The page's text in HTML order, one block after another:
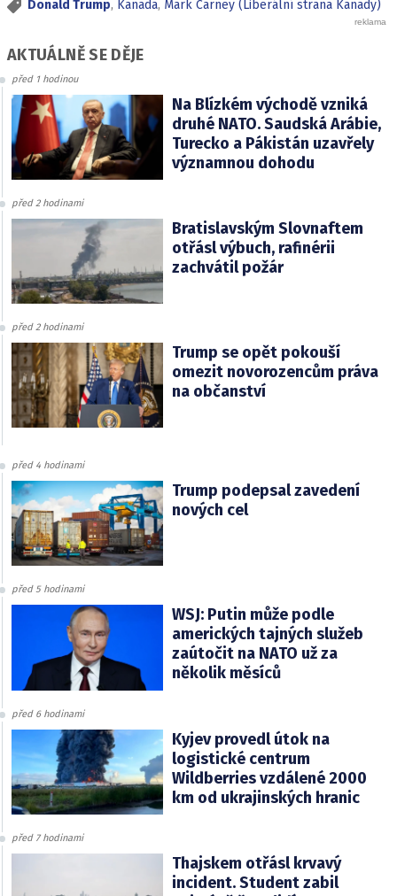
Donald Trump, Kanada, Mark Carney (Liberální strana Kanady)
AKTUÁLNĚ SE DĚJE
před 1 hodinou
Na Blízkém východě vzniká
druhé NATO. Saudská Arábie,
Turecko a Pákistán uzavřely
významnou dohodu
před 2 hodinami
Bratislavským Slovnaftem
otřásl výbuch, rafinérii
zachvátil požár
před 2 hodinami
Trump se opět pokouší
omezit novorozencům práva
na občanství
před 4 hodinami
Trump podepsal zavedení
nových cel
před 5 hodinami
WSJ: Putin může podle
amerických tajných služeb
zaútočit na NATO už za
několik měsíců
před 6 hodinami
Kyjev provedl útok na
logistické centrum
Wildberries vzdálené 2000
km od ukrajinských hranic
před 7 hodinami
Thajskem otřásl krvavý
incident. Student zabil